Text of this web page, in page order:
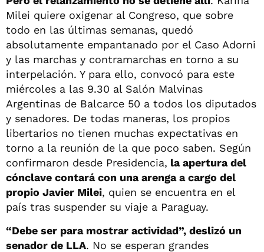
Milei quiere oxigenar al Congreso, que sobre
todo en las últimas semanas, quedó
absolutamente empantanado por el Caso Adorni
y las marchas y contramarchas en torno a su
interpelación. Y para ello, convocó para este
miércoles a las 9.30 al Salón Malvinas
Argentinas de Balcarce 50 a todos los diputados
y senadores. De todas maneras, los propios
libertarios no tienen muchas expectativas en
torno a la reunión de la que poco saben. Según
confirmaron desde Presidencia, la apertura del
cónclave contará con una arenga a cargo del
propio Javier Milei, quien se encuentra en el
país tras suspender su viaje a Paraguay.
“Debe ser para mostrar actividad”, deslizó un
senador de LLA. No se esperan grandes